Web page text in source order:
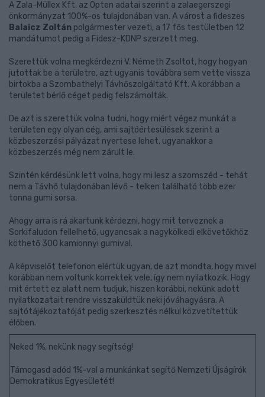
A Zala-Müllex Kft. az Opten adatai szerint a zalaegerszegi
önkormányzat 100%-os tulajdonában van. A várost a fideszes
Balaicz Zoltán polgármester vezeti, a 17 fős testületben 12
mandátumot pedig a Fidesz-KDNP szerzett meg.
Szerettük volna megkérdezni V. Németh Zsoltot, hogy hogyan
jutottak be a területre, azt ugyanis továbbra sem vette vissza
birtokba a Szombathelyi Távhőszolgáltató Kft. A korábban a
területet bérlő céget pedig felszámolták.
De azt is szerettük volna tudni, hogy miért végez munkát a
területen egy olyan cég, ami sajtóértesülések szerint a
közbeszerzési pályázat nyertese lehet, ugyanakkor a
közbeszerzés még nem zárult le.
Szintén kérdésünk lett volna, hogy mi lesz a szomszéd - tehát
nem a Távhő tulajdonában lévő - telken található több ezer
tonna gumi sorsa.
Ahogy arra is rá akartunk kérdezni, hogy mit terveznek a
Sorkifaludon fellelhető, ugyancsak a nagykölkedi elkövetőkhöz
köthető 300 kamionnyi gumival.
A képviselőt telefonon elértük ugyan, de azt mondta, hogy mivel
korábban nem voltunk korrektek vele, így nem nyilatkozik. Hogy
mit értett ez alatt nem tudjuk, hiszen korábbi, nekünk adott
nyilatkozatait rendre visszaküldtük neki jóváhagyásra. A
sajtótájékoztatóját pedig szerkesztés nélkül közvetítettük
élőben.
Neked 1%, nekünk nagy segítség!
Támogasd adód 1%-val a munkánkat segítő Nemzeti Újságírók
Demokratikus Egyesületét!